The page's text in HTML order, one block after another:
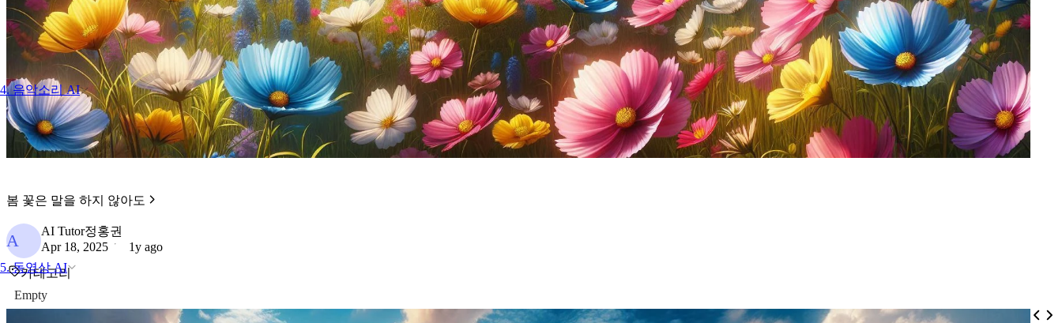
4. 음악소리 AI
5. 동영상 AI
봄 꽃은 말을 하지 않아도
A
AI Tutor정홍권
Apr 18, 2025
1y ago
카테고리
Empty